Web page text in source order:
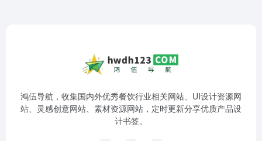
鸿伍导航，收集国内外优秀餐饮行业相关网站、UI设计资源网
站、灵感创意网站、素材资源网站，定时更新分享优质产品设
计书签。